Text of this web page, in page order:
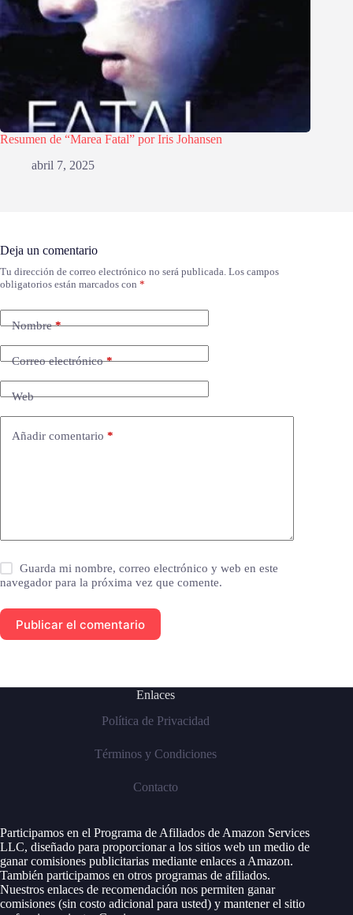
Resumen de “Marea Fatal” por Iris Johansen
abril 7, 2025
Deja un comentario
Tu dirección de correo electrónico no será publicada. Los campos
obligatorios están marcados con *
Nombre*
Correo electrónico*
Web
Añadir comentario *
Guarda mi nombre, correo electrónico y web en este
navegador para la próxima vez que comente.
Publicar el comentario
Enlaces
Política de Privacidad
Términos y Condiciones
Contacto
Participamos en el Programa de Afiliados de Amazon Services
LLC, diseñado para proporcionar a los sitios web un medio de
ganar comisiones publicitarias mediante enlaces a Amazon.
También participamos en otros programas de afiliados.
Nuestros enlaces de recomendación nos permiten ganar
comisiones (sin costo adicional para usted) y mantener el sitio